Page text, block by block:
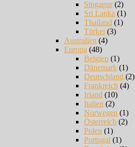
Singapur(2)
Sri Lanka (1)
Thailand (1)
Türkei (3)
Australien (4)
Europa (48)
Belgien (1)
Dänemark (1)
Deutschland (2)
Frankreich (4)
Irland (10)
Italien (2)
Norwegen (1)
Österreich (2)
Polen (1)
Portugal (1)